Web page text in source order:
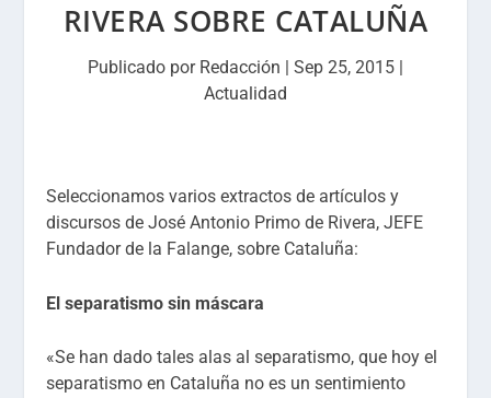
RIVERA SOBRE CATALUÑA
Publicado por Redacción | Sep 25, 2015 |
Actualidad
Seleccionamos varios extractos de artículos y
discursos de José Antonio Primo de Rivera, JEFE
Fundador de la Falange, sobre Cataluña:
El separatismo sin máscara
«Se han dado tales alas al separatismo, que hoy el
separatismo en Cataluña no es un sentimiento